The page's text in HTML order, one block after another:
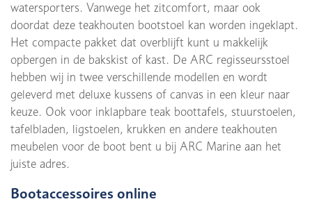
watersporters. Vanwege het zitcomfort, maar ook
doordat deze teakhouten bootstoel kan worden ingeklapt.
Het compacte pakket dat overblijft kunt u makkelijk
opbergen in de bakskist of kast. De ARC regisseursstoel
hebben wij in twee verschillende modellen en wordt
geleverd met deluxe kussens of canvas in een kleur naar
keuze. Ook voor inklapbare teak boottafels, stuurstoelen,
tafelbladen, ligstoelen, krukken en andere teakhouten
meubelen voor de boot bent u bij ARC Marine aan het
juiste adres.
Bootaccessoires online